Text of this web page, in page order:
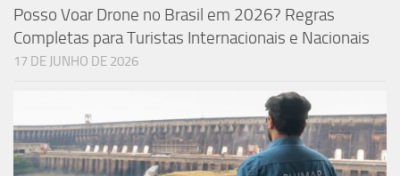
Posso Voar Drone no Brasil em 2026? Regras
Completas para Turistas Internacionais e Nacionais
17 DE JUNHO DE 2026